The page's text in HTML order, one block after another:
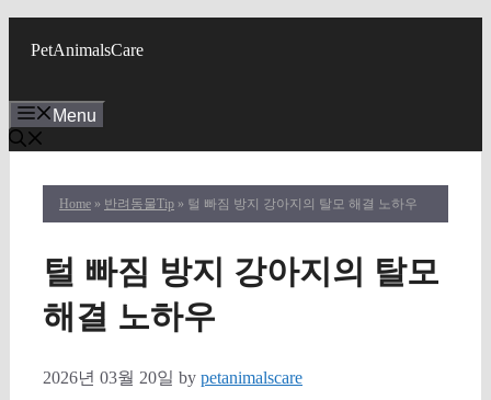
PetAnimalsCare
Menu
Home » 반려동물Tip » 털 빠짐 방지 강아지의 탈모 해결 노하우
털 빠짐 방지 강아지의 탈모
해결 노하우
2026년 03월 20일 by petanimalscare